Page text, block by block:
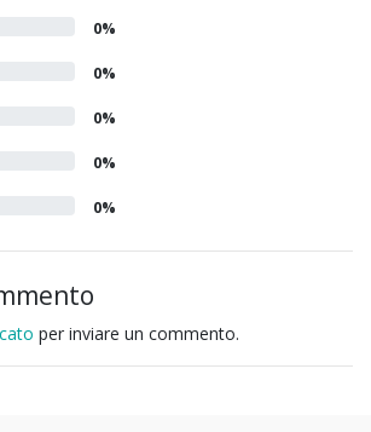
0%
0%
0%
0%
0%
per inviare un commento.